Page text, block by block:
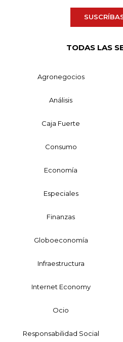
TODAS LAS
Agronegocios
Análisis
Caja Fuerte
Consumo
Economía
Especiales
Finanzas
Globoeconomía
Infraestructura
Internet Economy
Ocio
Responsabilidad Social